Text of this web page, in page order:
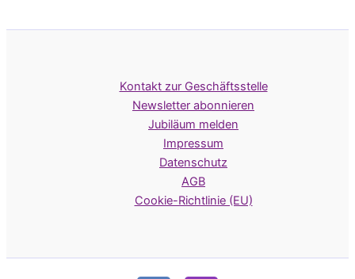
Kontakt zur Geschäftsstelle
Newsletter abonnieren
Jubiläum melden
Impressum
Datenschutz
AGB
Cookie-Richtlinie (EU)